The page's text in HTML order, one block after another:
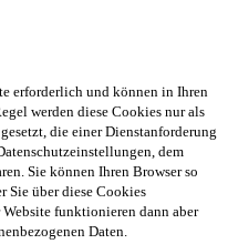
erforderlich und können in Ihren
werden diese Cookies nur als
die einer Dienstanforderung
dem
Sie können Ihren Browser so
Sie über diese Cookies
funktionieren dann aber
Daten.